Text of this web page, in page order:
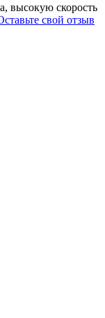
высокую скорость
свой отзыв